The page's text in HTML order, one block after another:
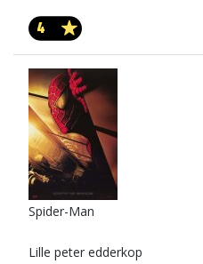
4
Spider-Man
Lille peter edderkop